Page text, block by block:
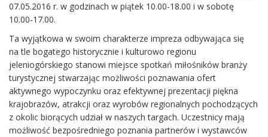
07.05.2016 r. w godzinach w piątek 10.00-18.00 i w sobotę
10.00-17.00.
Ta wyjątkowa w swoim charakterze impreza odbywająca się
na tle bogatego historycznie i kulturowo regionu
jeleniogórskiego stanowi miejsce spotkań miłośników branży
turystycznej stwarzając możliwości poznawania ofert
aktywnego wypoczynku oraz efektywnej prezentacji piękna
krajobrazów, atrakcji oraz wyrobów regionalnych pochodzących
z okolic biorących udział w naszych targach. Uczestnicy mają
możliwość bezpośredniego poznania partnerów i wystawców